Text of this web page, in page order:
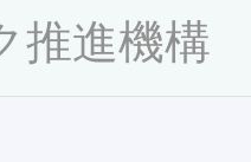
推進機構